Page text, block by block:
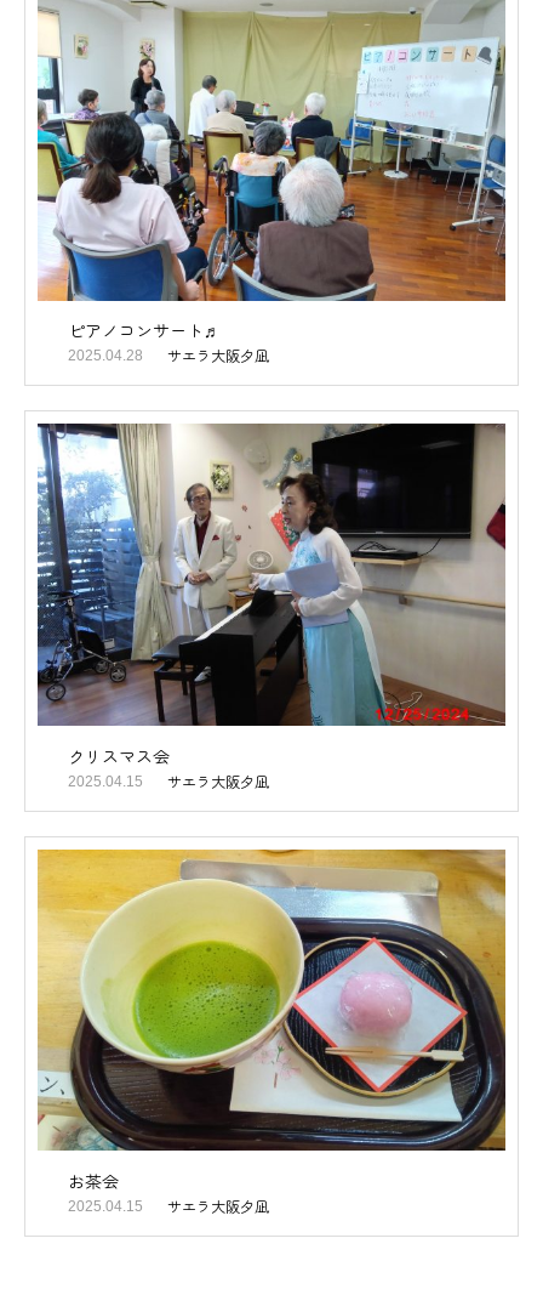
ピアノコンサート♬
2025.04.28 サエラ大阪夕凪
クリスマス会
2025.04.15 サエラ大阪夕凪
お茶会
2025.04.15 サエラ大阪夕凪